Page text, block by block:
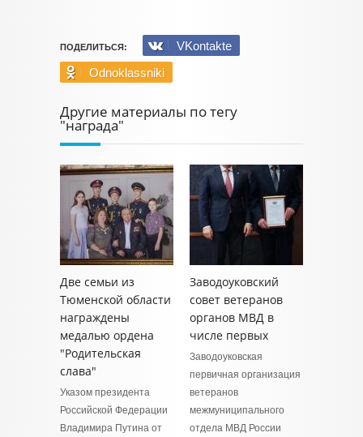
ПОДЕЛИТЬСЯ:
VKontakte
Odnoklassniki
Другие материалы по тегу
"награда"
Две семьи из
Тюменской области
награждены
медалью ордена
"Родительская
слава"
Указом президента
Российской Федерации
Владимира Путина от
Заводоуковский
совет ветеранов
органов МВД в
числе первых
Заводоуковская
первичная организация
ветеранов
межмуниципального
отдела МВД России